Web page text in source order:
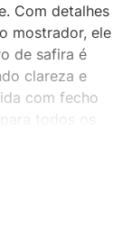
Com detalhes
mostrador, ele
de safira é
clareza e
com fecho
todos os